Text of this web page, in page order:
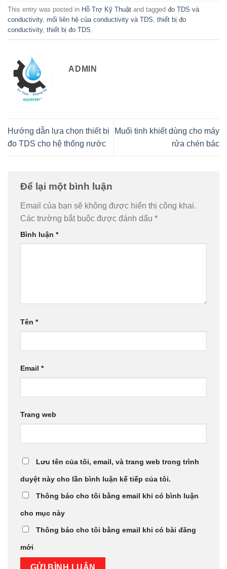
This entry was posted in Hỗ Trợ Kỹ Thuật and tagged đo TDS và
conductivity, mối liên hệ của conductivity và TDS, thiết bị đo
conductivity, thiết bị đo TDS.
ADMIN
Hướng dẫn lựa chọn thiết bị
đo TDS cho hệ thống nước
Muối tinh khiết dùng cho máy
rửa chén bác
Để lại một bình luận
Email của bạn sẽ không được hiển thị công khai.
Các trường bắt buộc được đánh dấu *
Bình luận *
Tên *
Email *
Trang web
Lưu tên của tôi, email, và trang web trong trình
duyệt này cho lần bình luận kế tiếp của tôi.
Thông báo cho tôi bằng email khi có bình luận
cho mục này
Thông báo cho tôi bằng email khi có bài đăng
mới